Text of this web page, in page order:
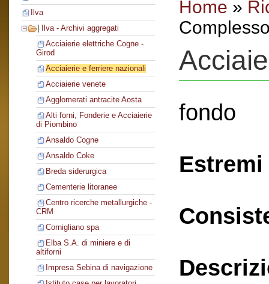
Ilva
Ilva - Archivi aggregati
Acciaierie elettriche Cogne -
Girod
Acciaierie e ferriere nazionali
Acciaierie venete
Agglomerati antracite Aosta
Alti forni, Fonderie e Acciaierie
di Piombino
Ansaldo Cogne
Ansaldo Coke
Breda siderurgica
Cementerie litoranee
Centro ricerche metallurgiche -
CRM
Cornigliano spa
Elba S.A. di miniere e di
altiforni
Impresa Sebina di navigazione
Home »
fondo